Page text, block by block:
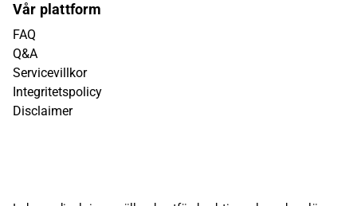
Vår plattform
FAQ
Q&A
Servicevillkor
Integritetspolicy
Disclaimer